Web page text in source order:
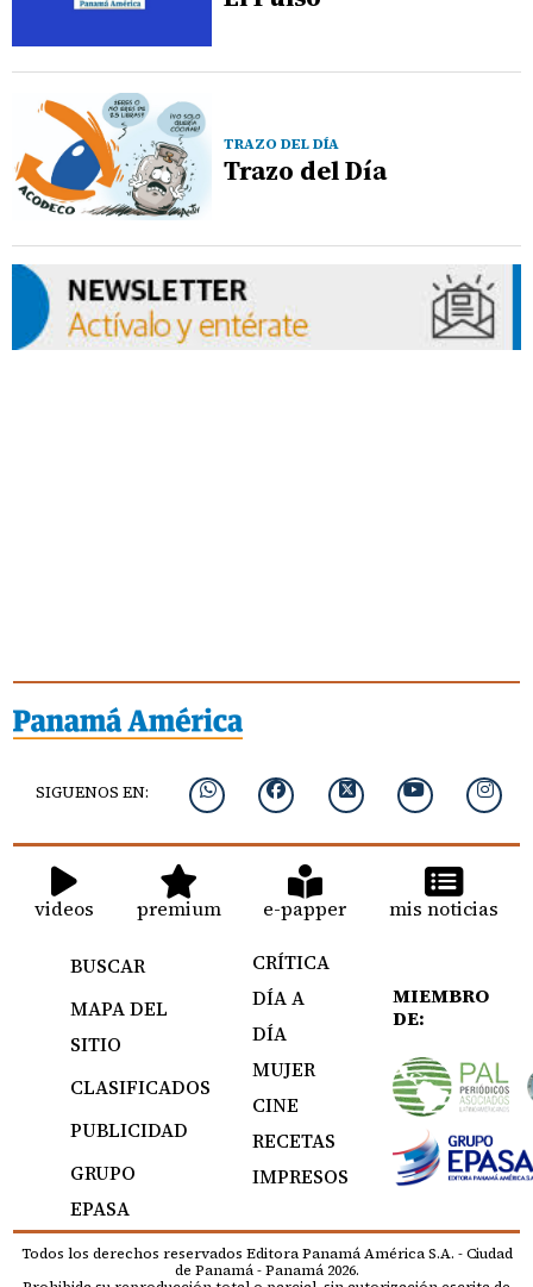
TRAZO DEL DÍA
Trazo del Día
SIGUENOS EN:
videos premium e-papper mis noticias
BUSCAR
MAPA DEL
SITIO
CLASIFICADOS
PUBLICIDAD
GRUPO
EPASA
CRÍTICA
DÍA A
DÍA
MUJER
CINE
RECETAS
IMPRESOS
MIEMBRO
DE:
Todos los derechos reservados Editora Panamá América S.A. - Ciudad
de Panamá - Panamá 2026.